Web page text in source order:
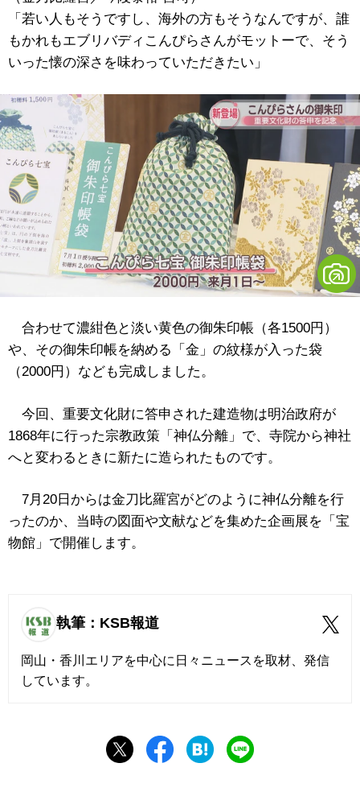
「若い人もそうですし、海外の方もそうなんですが、誰
もかれもエブリバディこんぴらさんがモットーで、そう
いった懐の深さを味わっていただきたい」
合わせて濃紺色と淡い黄色の御朱印帳（各1500円）
や、その御朱印帳を納める「金」の紋様が入った袋
（2000円）なども完成しました。
今回、重要文化財に答申された建造物は明治政府が
1868年に行った宗教政策「神仏分離」で、寺院から神社
へと変わるときに新たに造られたものです。
7月20日からは金刀比羅宮がどのように神仏分離を行
ったのか、当時の図面や文献などを集めた企画展を「宝
物館」で開催します。
執筆：KSB報道
岡山・香川エリアを中心に日々ニュースを取材、発信
しています。